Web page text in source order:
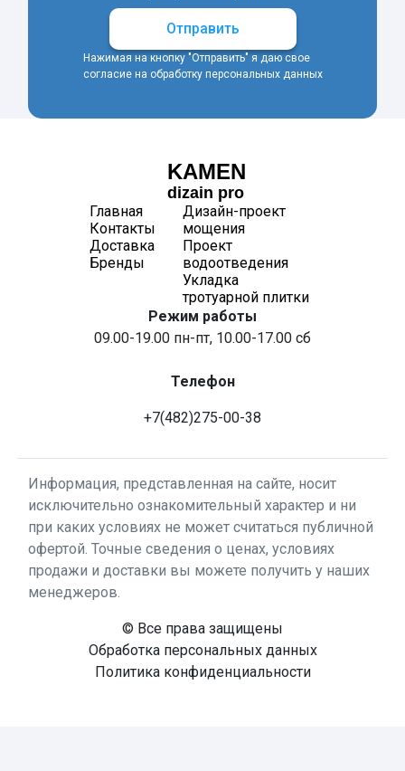
Отправить
Нажимая на кнопку "Отправить" я даю свое
согласие на обработку персональных данных
KAMEN
dizain pro
Главная
Контакты
Доставка
Бренды
Дизайн-проект
мощения
Проект
водоотведения
Укладка
тротуарной плитки
Режим работы
09.00-19.00 пн-пт, 10.00-17.00 сб
Телефон
+7(482)275-00-38
Информация, представленная на сайте, носит
исключительно ознакомительный характер и ни
при каких условиях не может считаться публичной
офертой. Точные сведения о ценах, условиях
продажи и доставки вы можете получить у наших
менеджеров.
© Все права защищены
Обработка персональных данных
Политика конфиденциальности